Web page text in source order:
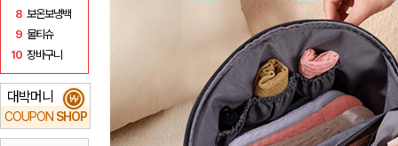
8 보온보냉백
9 물티슈
10 장바구니
대박머니
COUPON SHOP
₩